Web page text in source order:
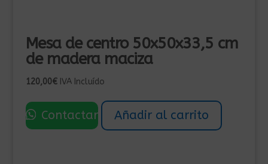
Mesa de centro 50x50x33,5 cm
de madera maciza
120,00€ IVA Incluído
Contactar Añadir al carrito